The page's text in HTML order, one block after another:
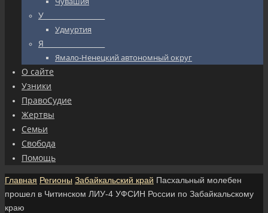
У_________________
Удмуртия
Я_________________
Ямало-Ненецкий автономный округ
О сайте
Узники
ПравоСудие
Жертвы
Семьи
Свобода
Помощь
Главная Регионы Забайкальский край Пасхальный молебен
прошел в Читинском ЛИУ-4 УФСИН России по Забайкальскому
краю